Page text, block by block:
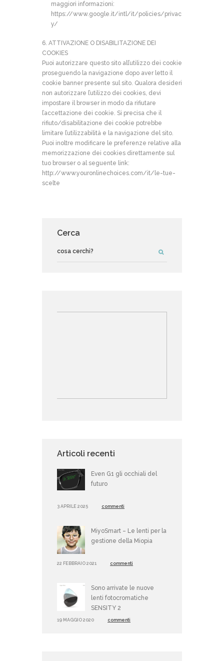
maggiori informazioni:
https://www.google.it/intl/it/policies/privac
y/
6. ATTIVAZIONE O DISABILITAZIONE DEI
COOKIES
Puoi autorizzare questo sito all’utilizzo dei cookie
proseguendo la navigazione dopo aver letto il
cookie banner presente sul sito. Qualora desideri
non autorizzare l’utilizzo dei cookies, devi
impostare il browser in modo da rifiutare
l’accettazione dei cookie. Si precisa che il
rifiuto/disabilitazione dei cookie potrebbe
limitare l’utilizzabilità e la navigazione del sito.
Puoi inoltre modificare le preferenze relative alla
memorizzazione dei cookies direttamente sul
tuo browser o al seguente link:
http://www.youronlinechoices.com/it/le-tue-
scelte
Cerca
Articoli recenti
Even G1 gli occhiali del
futuro
3 APRILE 2025 commenti
MiyoSmart – Le lenti per la
gestione della Miopia
22 FEBBRAIO 2021 commenti
Sono arrivate le nuove
lenti fotocromatiche
SENSITY 2
19 MAGGIO 2020 commenti